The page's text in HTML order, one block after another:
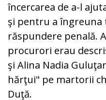
încercarea de a-l
şi pentru a îngreuna
răspundere penală.
procurori erau
şi Alina Nadia
hărţui" pe martorii
Duţă.